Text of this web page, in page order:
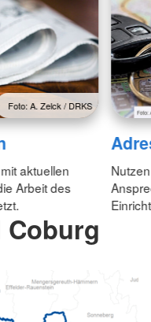
Foto: A. Zelck / DRKS
aktuellen
Arbeit des